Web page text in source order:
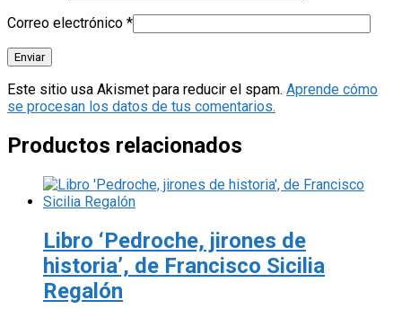
Correo electrónico *
Este sitio usa Akismet para reducir el spam. Aprende cómo
se procesan los datos de tus comentarios.
Productos relacionados
Libro ‘Pedroche, jirones de
historia’, de Francisco Sicilia
Regalón